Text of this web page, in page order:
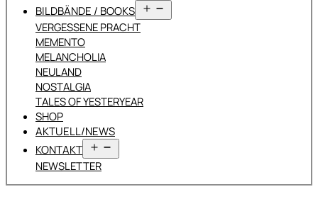
BILDBÄNDE / BOOKS
öffnen
VERGESSENE PRACHT
MEMENTO
MELANCHOLIA
NEULAND
NOSTALGIA
TALES OF YESTERYEAR
SHOP
AKTUELL/NEWS
KONTAKT
öffnen
NEWSLETTER